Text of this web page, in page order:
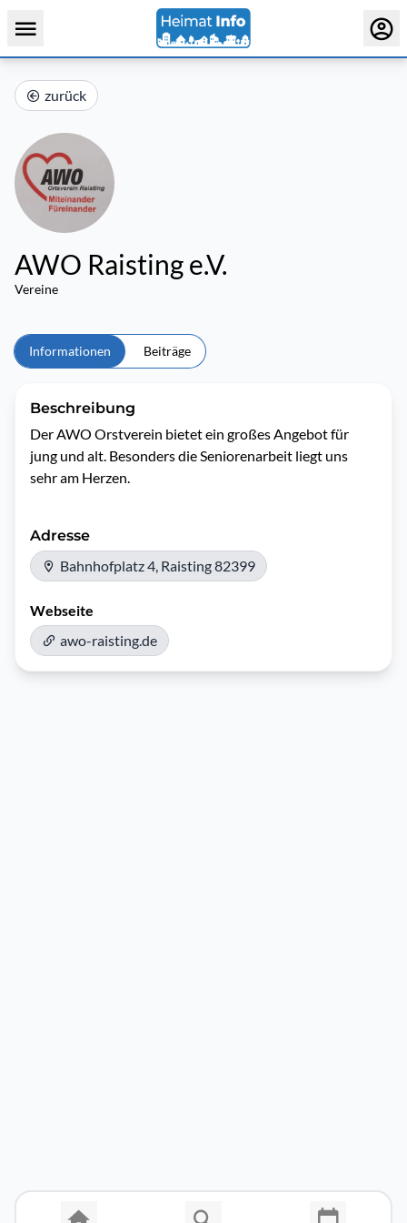
zurück
AWO Raisting e.V.
Vereine
Informationen Beiträge
Beschreibung
Der AWO Orstverein bietet ein großes Angebot für
jung und alt. Besonders die Seniorenarbeit liegt uns
sehr am Herzen.
Adresse
Bahnhofplatz 4, Raisting 82399
Webseite
awo-raisting.de